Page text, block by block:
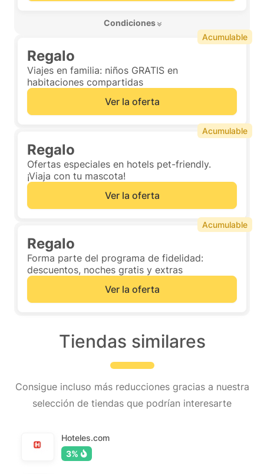
Condiciones
Regalo
Viajes en familia: niños GRATIS en
habitaciones compartidas
Ver la oferta
Acumulable
Regalo
Ofertas especiales en hotels pet-friendly.
¡Viaja con tu mascota!
Ver la oferta
Acumulable
Regalo
Forma parte del programa de fidelidad:
descuentos, noches gratis y extras
Ver la oferta
Acumulable
Tiendas similares
Consigue incluso más reducciones gracias a nuestra
selección de tiendas que podrían interesarte
Hoteles.com
3%